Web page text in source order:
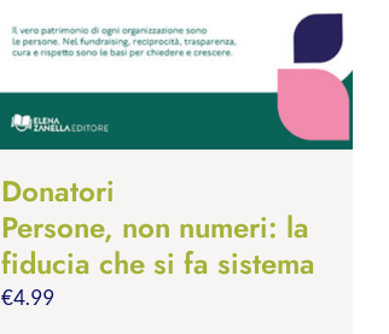
Donatori
Persone, non numeri: la
fiducia che si fa sistema
€4.99